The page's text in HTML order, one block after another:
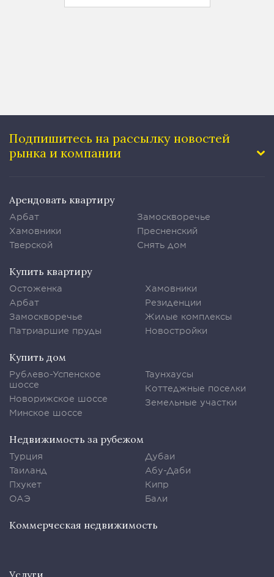
Подпишитесь на рассылку новостей
рынка и компании
Арендовать квартиру
Арбат
Хамовники
Тверской
Замоскворечье
Пресненский
Снять дом
Купить квартиру
Остоженка
Арбат
Замоскворечье
Патриаршие пруды
Хамовники
Резиденции
Жилые комплексы
Новостройки
Купить дом
Рублево-Успенское
шоссе
Новорижское шоссе
Минское шоссе
Таунхаусы
Коттеджные поселки
Земельные участки
Недвижимость за рубежом
Турция
Таиланд
Пхукет
ОАЭ
Дубаи
Абу-Даби
Кипр
Бали
Коммерческая недвижимость
Услуги